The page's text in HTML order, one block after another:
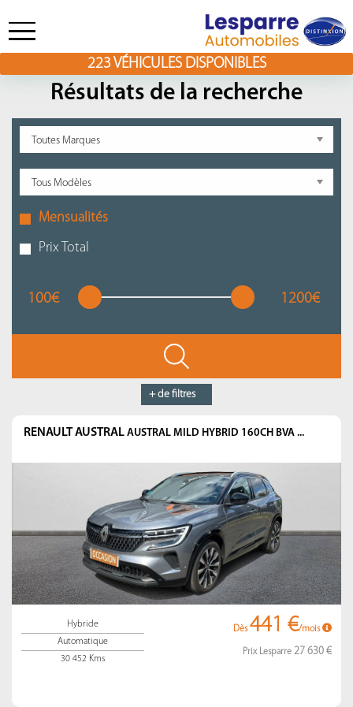
223VÉHICULES DISPONIBLES
Résultats de la recherche
Mensualités
Prix Total
100€ 1200€
+ de filtres
RENAULT AUSTRAL AUSTRAL MILD HYBRID 160CH BVA ...
Hybride
Automatique
30 452 Kms
Dès441 €/mois
Prix Lesparre 27 630 €